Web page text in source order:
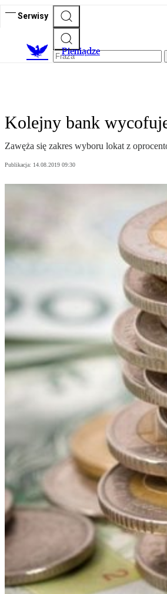
Serwisy
Pieniądze
Kolejny bank
Zawęża się zakres wyboru lokat z
Publikacja: 14.08.2019 09:30